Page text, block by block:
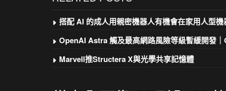
搭配 AI 的成人用親密機器人有機會在家用人型
OpenAI Astra 觸及最高網路風險等級暫緩開發
Marvell推Structera X與光學共享記憶體